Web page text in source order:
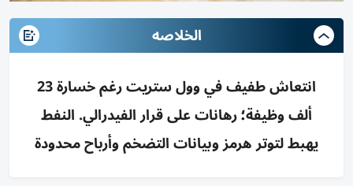
الخلاصه
انتعاش طفيف في وول ستريت رغم خسارة 23
ألف وظيفة؛ رهانات على قرار الفيدرالي. النفط
يهبط لتوتر هرمز وبيانات التضخم وأرباح محدودة